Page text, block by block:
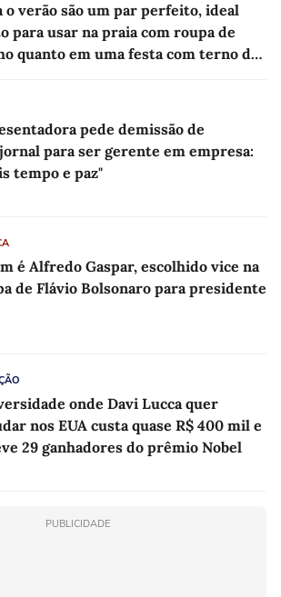
o verão são um par perfeito, ideal
para usar na praia com roupa de
quanto em uma festa com terno de
pede demissão de
para ser gerente em empresa:
tempo e paz"
é Alfredo Gaspar, escolhido vice na
de Flávio Bolsonaro para presidente
onde Davi Lucca quer
nos EUA custa quase R$ 400 mil e
29 ganhadores do prêmio Nobel
PUBLICIDADE